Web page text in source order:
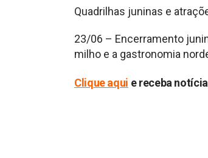
Quadrilhas juninas e
23/06 – Encerramento
milho e a gastronomia
Clique aqui e receba